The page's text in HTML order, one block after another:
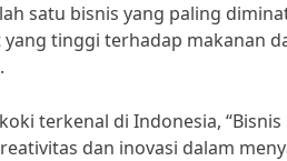
satu bisnis yang paling
tinggi terhadap makanan
terkenal di Indonesia,
dan inovasi dalam